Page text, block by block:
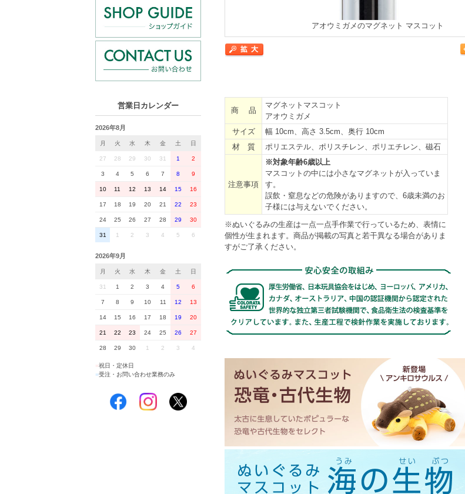
営業日カレンダー
2026年8月
月 火 水 木 金 土 日
27 28 29 30 31 1 2
3 4 5 6 7 8 9
10 11 12 13 14 15 16
17 18 19 20 21 22 23
24 25 26 27 28 29 30
31 1 2 3 4 5 6
2026年9月
月 火 水 木 金 土 日
31 1 2 3 4 5 6
7 8 9 10 11 12 13
14 15 16 17 18 19 20
21 22 23 24 25 26 27
28 29 30 1 2 3 4
祝日・定休日
■受注・お問い合わせ業務のみ
アオウミガメのマグネット マスコット
商 品
マグネットマスコット
アオウミガメ
サイズ
幅 10cm、高さ 3.5cm、奥行 10cm
材 質
ポリエステル、ポリスチレン、ポリエチレン、磁石
注意事項
※対象年齢6歳以上
マスコットの中には小さなマグネットが入っていま
す。
誤飲・窒息などの危険がありますので、6歳未満のお
子様には与えないでください。
※ぬいぐるみの生産は一点一点手作業で行っているため、表情に
個性が生まれます。商品が掲載の写真と若干異なる場合がありま
すがご了承ください。